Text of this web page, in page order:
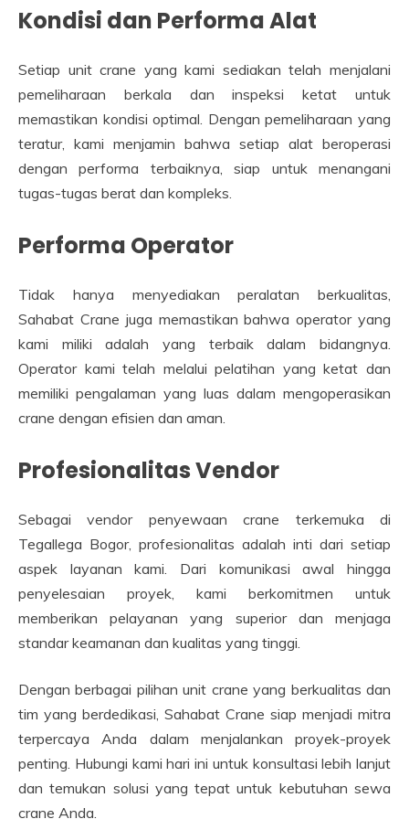
Kondisi dan Performa Alat
Setiap unit crane yang kami sediakan telah menjalani
pemeliharaan berkala dan inspeksi ketat untuk
memastikan kondisi optimal. Dengan pemeliharaan yang
teratur, kami menjamin bahwa setiap alat beroperasi
dengan performa terbaiknya, siap untuk menangani
tugas-tugas berat dan kompleks.
Performa Operator
Tidak hanya menyediakan peralatan berkualitas,
Sahabat Crane juga memastikan bahwa operator yang
kami miliki adalah yang terbaik dalam bidangnya.
Operator kami telah melalui pelatihan yang ketat dan
memiliki pengalaman yang luas dalam mengoperasikan
crane dengan efisien dan aman.
Profesionalitas Vendor
Sebagai vendor penyewaan crane terkemuka di
Tegallega Bogor, profesionalitas adalah inti dari setiap
aspek layanan kami. Dari komunikasi awal hingga
penyelesaian proyek, kami berkomitmen untuk
memberikan pelayanan yang superior dan menjaga
standar keamanan dan kualitas yang tinggi.
Dengan berbagai pilihan unit crane yang berkualitas dan
tim yang berdedikasi, Sahabat Crane siap menjadi mitra
terpercaya Anda dalam menjalankan proyek-proyek
penting. Hubungi kami hari ini untuk konsultasi lebih lanjut
dan temukan solusi yang tepat untuk kebutuhan sewa
crane Anda.